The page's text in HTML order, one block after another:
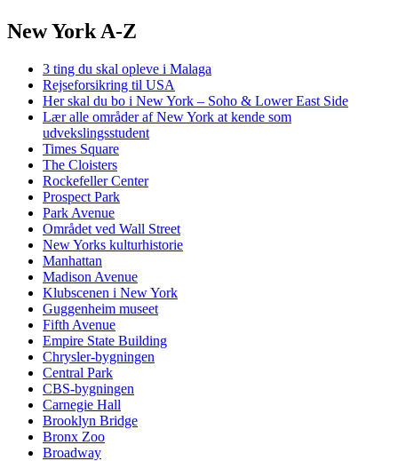
New York A-Z
3 ting du skal opleve i Malaga
Rejseforsikring til USA
Her skal du bo i New York – Soho & Lower East Side
Lær alle områder af New York at kende som
udvekslingsstudent
Times Square
The Cloisters
Rockefeller Center
Prospect Park
Park Avenue
Området ved Wall Street
New Yorks kulturhistorie
Manhattan
Madison Avenue
Klubscenen i New York
Guggenheim museet
Fifth Avenue
Empire State Building
Chrysler-bygningen
Central Park
CBS-bygningen
Carnegie Hall
Brooklyn Bridge
Bronx Zoo
Broadway